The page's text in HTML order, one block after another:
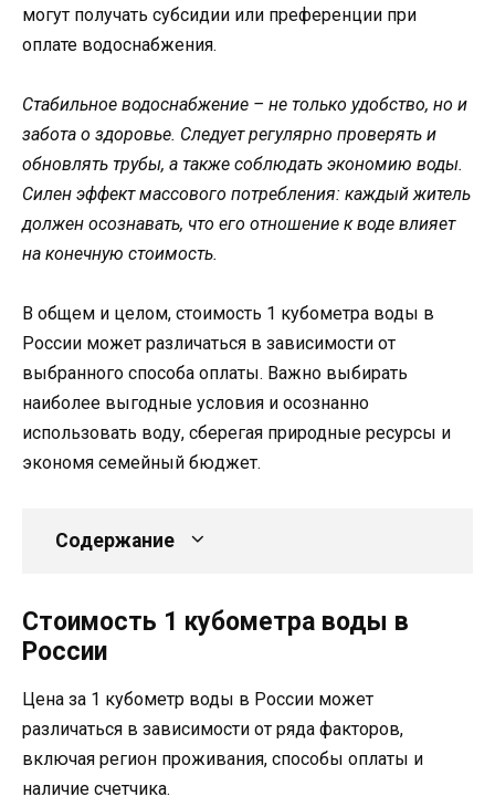
могут получать субсидии или преференции при
оплате водоснабжения.
Стабильное водоснабжение – не только удобство, но и
забота о здоровье. Следует регулярно проверять и
обновлять трубы, а также соблюдать экономию воды.
Силен эффект массового потребления: каждый житель
должен осознавать, что его отношение к воде влияет
на конечную стоимость.
В общем и целом, стоимость 1 кубометра воды в
России может различаться в зависимости от
выбранного способа оплаты. Важно выбирать
наиболее выгодные условия и осознанно
использовать воду, сберегая природные ресурсы и
экономя семейный бюджет.
Содержание
Стоимость 1 кубометра воды в
России
Цена за 1 кубометр воды в России может
различаться в зависимости от ряда факторов,
включая регион проживания, способы оплаты и
наличие счетчика.